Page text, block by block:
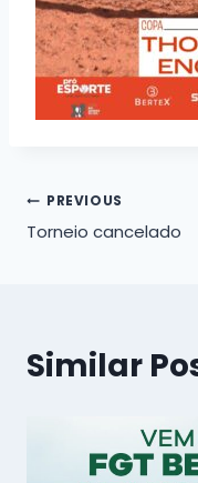
Navegação
PREVIOUS
Torneio cancelado
Similar